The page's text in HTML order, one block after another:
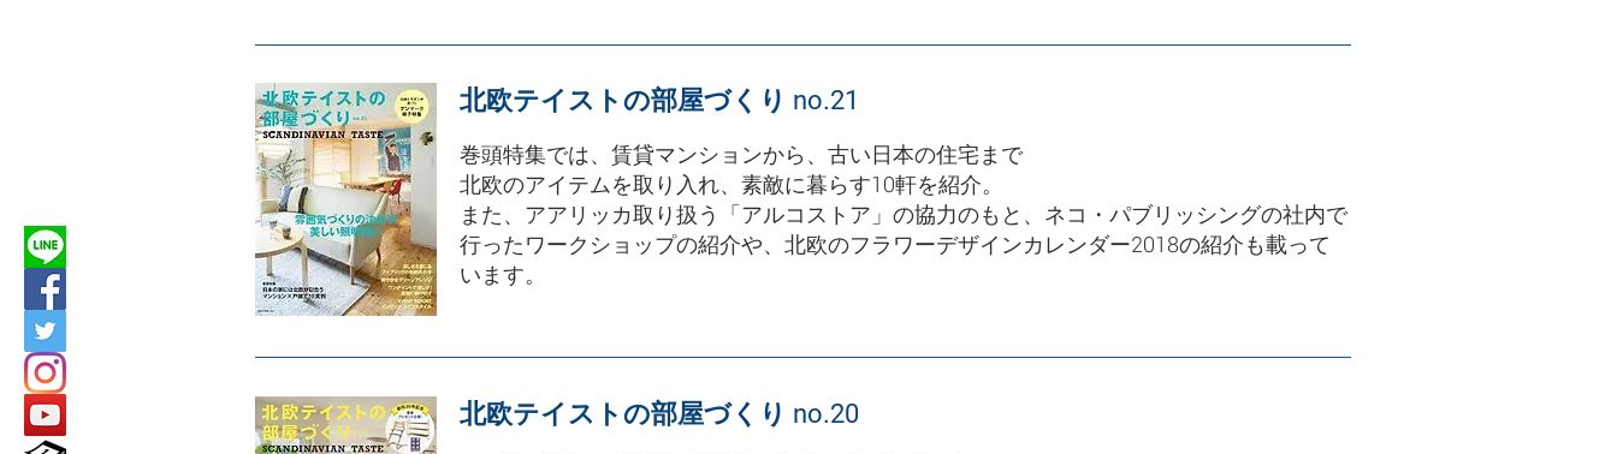
北欧テイストの部屋づくり no.21
巻頭特集では、賃貸マンションから、古い日本の住宅まで
北欧のアイテムを取り入れ、素敵に暮らす10軒を紹介。
また、アアリッカ取り扱う「アルコストア」の協力のもと、ネコ・パブリッシングの社内で
行ったワークショップの紹介や、北欧のフラワーデザインカレンダー2018の紹介も載って
います。
北欧テイストの部屋づくり no.20